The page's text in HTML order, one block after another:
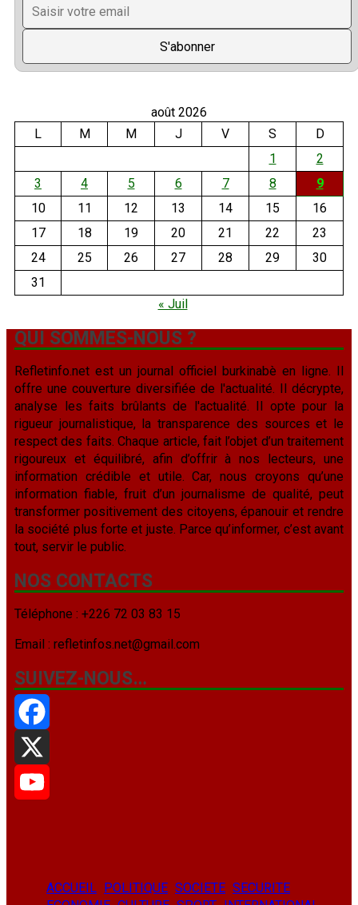
août 2026
L
M M J V S
D
1
2
3
4 5 6 7 8
9
10
11 12 13 14 15
16
17
18 19 20 21 22
23
24
25 26 27 28 29
30
31
« Juil
QUI SOMMES-NOUS ?
Refletinfo.net est un journal officiel burkinabè en ligne. Il
offre une couverture diversifiée de l'actualité. Il décrypte,
analyse les faits brûlants de l'actualité. Il opte pour la
rigueur journalistique, la transparence des sources et le
respect des faits. Chaque article, fait l’objet d’un traitement
rigoureux et équilibré, afin d’offrir à nos lecteurs, une
information crédible et utile. Car, nous croyons qu’une
information fiable, fruit d’un journalisme de qualité, peut
transformer positivement des citoyens, épanouir et rendre
la société plus forte et juste. Parce qu’informer, c’est avant
tout, servir le public.
NOS CONTACTS
Téléphone : +226 72 03 83 15
Email : refletinfos.net@gmail.com
SUIVEZ-NOUS…
Facebook
X
ACCUEIL POLITIQUE SOCIETE SECURITE